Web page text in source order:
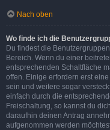
Nach oben
Wo finde ich die
Du findest die
Bereich. Wenn du einer
entsprechenden Schaltfläche
offen. Einige erfordern erst
sein und weitere sogar
einfach durch die
Freischaltung, so kannst du
daraufhin deinen Antrag
aufgenommen werden